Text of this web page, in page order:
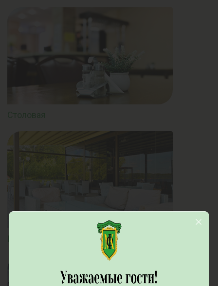
Климатопавильон "Чайный домик"